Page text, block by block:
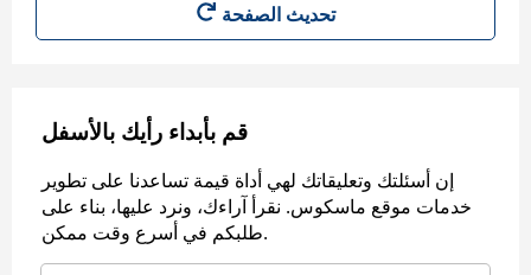
تحديث الصفحة
قم بأبداء رأيك بالأسفل
إن أسئلتك وتعليقاتك لهي أداة قيمة تساعدنا على تطوير
خدمات موقع ماسكوس. نقرأ آراءك، ونرد عليها، بناء على
طلبكم في أسرع وقت ممكن.